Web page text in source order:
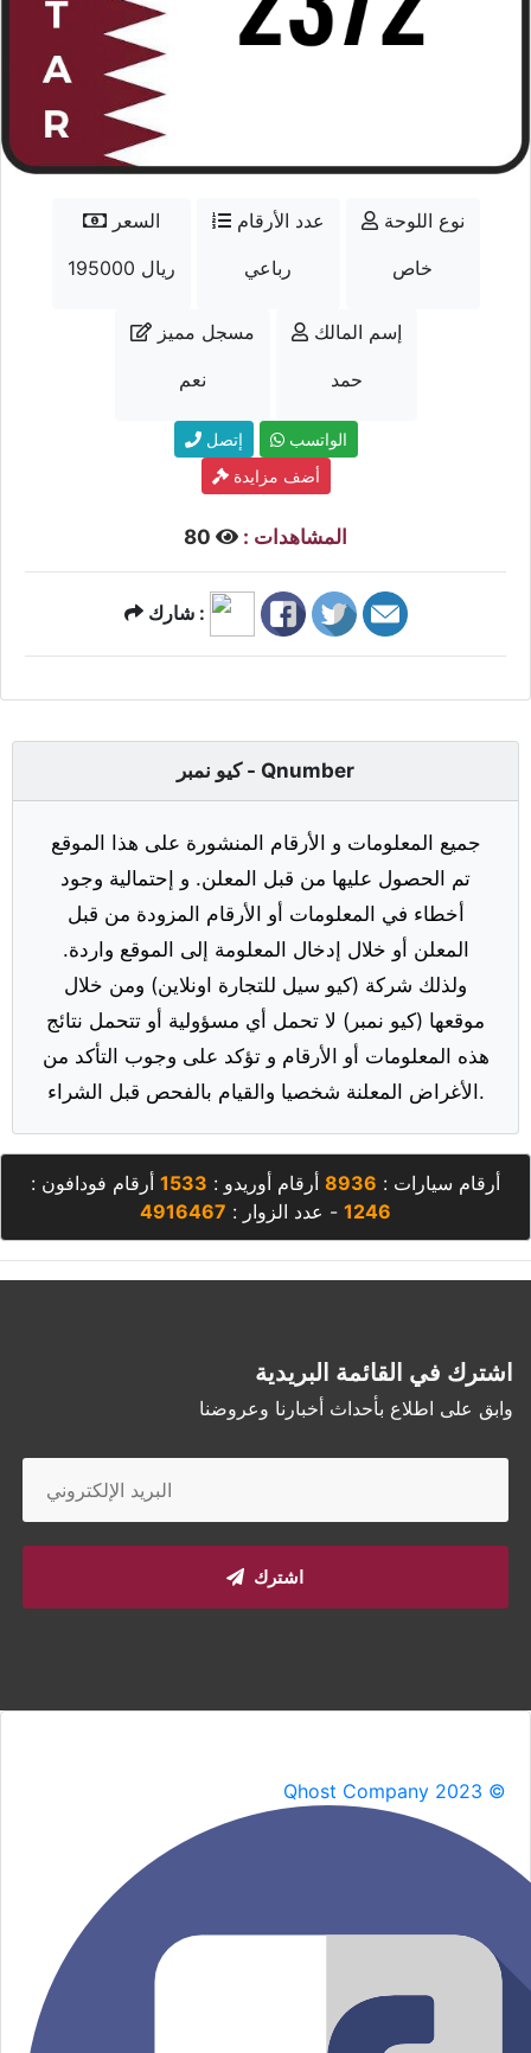
السعر
195000 ريال
عدد الأرقام
رباعي
نوع اللوحة
خاص
مسجل مميز
نعم
إسم المالك
حمد
إتصل
الواتسب
أضف مزايدة
المشاهدات :
شارك :
كيو نمبر - Qnumber
جميع المعلومات و الأرقام المنشورة على هذا الموقع
تم الحصول عليها من قبل المعلن. و إحتمالية وجود
أخطاء في المعلومات أو الأرقام المزودة من قبل
المعلن أو خلال إدخال المعلومة إلى الموقع واردة.
ولذلك شركة (كيو سيل للتجارة اونلاين) ومن خلال
موقعها (كيو نمبر) لا تحمل أي مسؤولية أو تتحمل نتائج
هذه المعلومات أو الأرقام و تؤكد على وجوب التأكد من
الأغراض المعلنة شخصيا والقيام بالفحص قبل الشراء.
أرقام سيارات : 8936 أرقام أوريدو : 1533 أرقام فودافون :
1246 - عدد الزوار : 4916467
اشترك في القائمة البريدية
وابق على اطلاع بأحداث أخبارنا وعروضنا
اشترك
Qhost Company 2023 ©